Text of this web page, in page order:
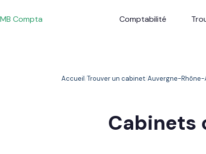
au
contenu
MB Compta Comptabilité
Accueil Trouver un cabinet Auvergne-Rhône-
Cabinets